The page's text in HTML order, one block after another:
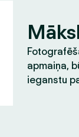
apmaiņa,
ieganstu